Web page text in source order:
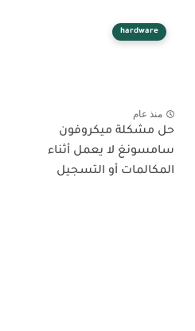
hardware
منذ عام
حل مشكلة ميكروفون
سامسونغ لا يعمل أثناء
المكالمات أو التسجيل